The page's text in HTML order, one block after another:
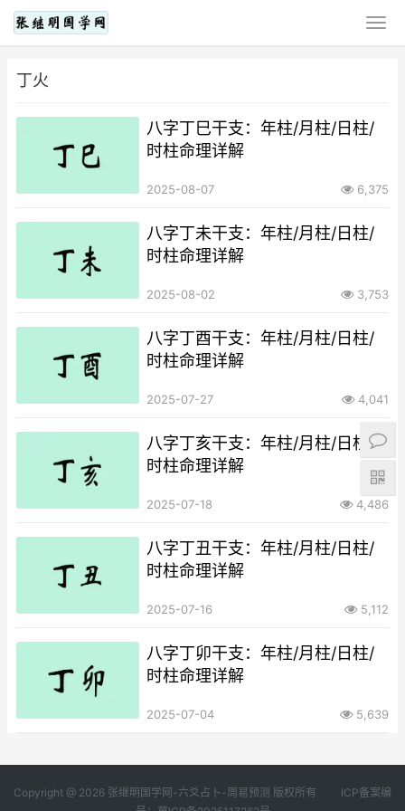
丁火
八字丁巳干支：年柱/月柱/日柱/
时柱命理详解
2025-08-07 6,375
八字丁未干支：年柱/月柱/日柱/
时柱命理详解
2025-08-02 3,753
八字丁酉干支：年柱/月柱/日柱/
时柱命理详解
2025-07-27 4,041
八字丁亥干支：年柱/月柱/日柱/
时柱命理详解
2025-07-18 4,486
八字丁丑干支：年柱/月柱/日柱/
时柱命理详解
2025-07-16 5,112
八字丁卯干支：年柱/月柱/日柱/
时柱命理详解
2025-07-04 5,639
Copyright @ 2026 张继明国学网-六爻占卜-周易预测 版权所有 ICP备案编